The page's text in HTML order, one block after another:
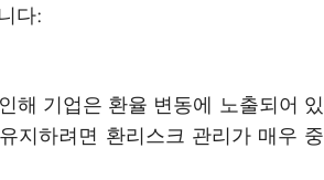
다:
해 기업은 환율 변동에 노출되어 있
지하려면 환리스크 관리가 매우 중